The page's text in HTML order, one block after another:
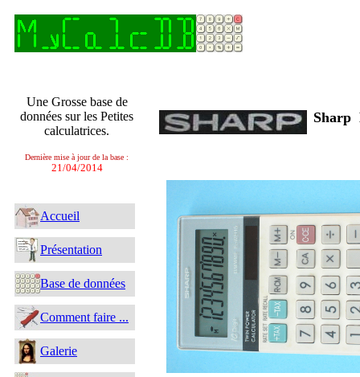
Une Grosse base de
données sur les Petites
calculatrices.
Dernière mise à jour de la base :
21/04/2014
Accueil
Présentation
Base de données
Comment faire ...
Galerie
Sharp